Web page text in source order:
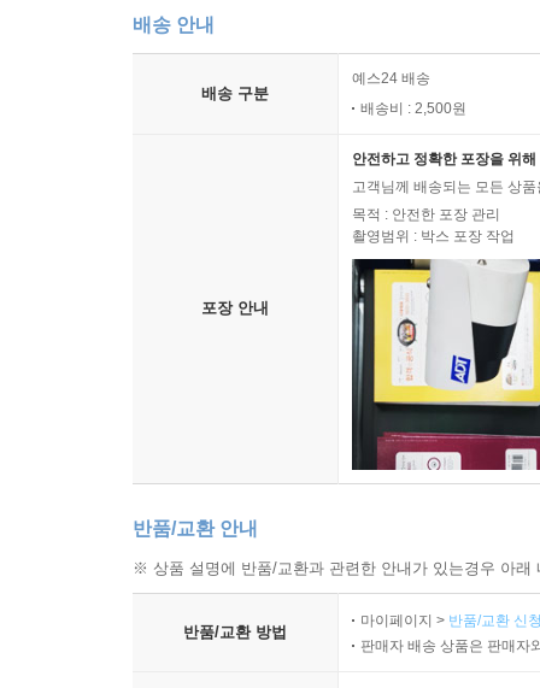
설명하고 그 원인으로는 소수자/여성을 지목하는
필요한 것이 바로 페미니스트의 지혜와 상상력이
열쇠는 우리 손에 쥐어졌다. 어떤 페미니스트 상
배송 안내
배송 구분
예스24 배송
배송비 : 2,500원
포장 안내
안전하고 정확한 포장을 위
고객님께 배송되는 모든 상
목적 : 안전한 포장 관리
촬영범위 : 박스 포장 작업
반품/교환 안내
※ 상품 설명에 반품/교환과 관련한 안내가 있는경우 아
반품/교환 방법
마이페이지 > 반품/교환 신
판매자 배송 상품은 판매자